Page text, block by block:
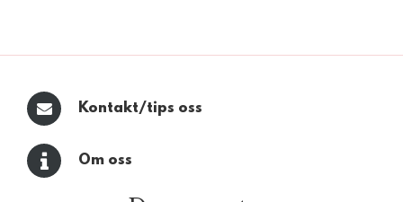
Kontakt/tips oss
Om oss